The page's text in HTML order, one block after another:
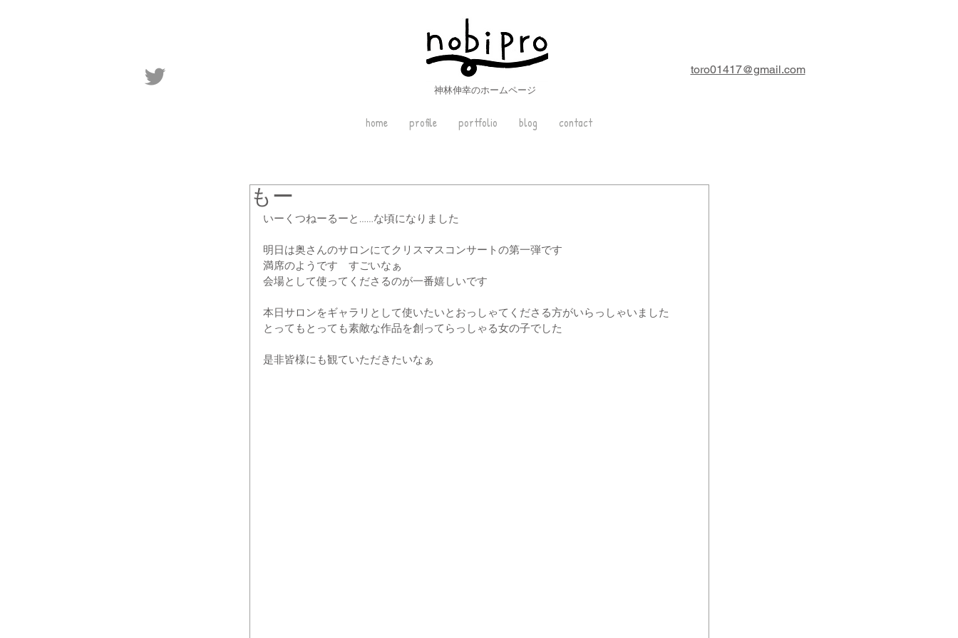
神林伸幸のホームページ
toro01417@gmail.com
home profile portfolio blog contact
もー
いーくつねーるーと……な頃になりました
明日は奥さんのサロンにてクリスマスコンサートの第一弾です
満席のようです　すごいなぁ
会場として使ってくださるのが一番嬉しいです
本日サロンをギャラリとして使いたいとおっしゃてくださる方がいらっしゃいました
とってもとっても素敵な作品を創ってらっしゃる女の子でした
是非皆様にも観ていただきたいなぁ